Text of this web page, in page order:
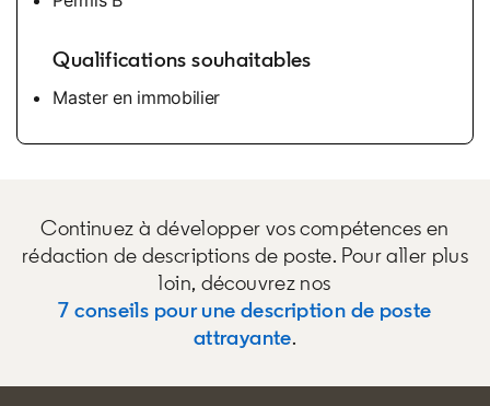
Qualifications souhaitables
Master en immobilier
Continuez à développer vos compétences en
rédaction de descriptions de poste. Pour aller plus
loin, découvrez nos
7 conseils pour une description de poste
attrayante.